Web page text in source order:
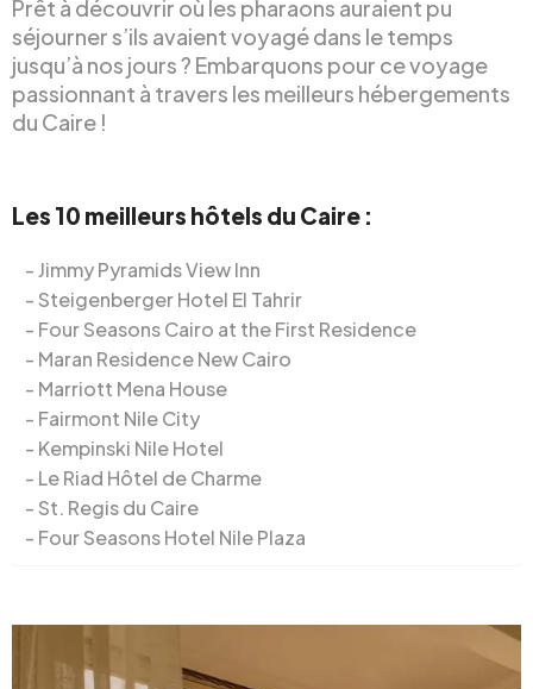
Prêt à découvrir où les pharaons auraient pu
séjourner s’ils avaient voyagé dans le temps
jusqu’à nos jours ? Embarquons pour ce voyage
passionnant à travers les meilleurs hébergements
du Caire !
Les 10 meilleurs hôtels du Caire :
Jimmy Pyramids View Inn
Steigenberger Hotel El Tahrir
Four Seasons Cairo at the First Residence
Maran Residence New Cairo
Marriott Mena House
Fairmont Nile City
Kempinski Nile Hotel
Le Riad Hôtel de Charme
St. Regis du Caire
Four Seasons Hotel Nile Plaza